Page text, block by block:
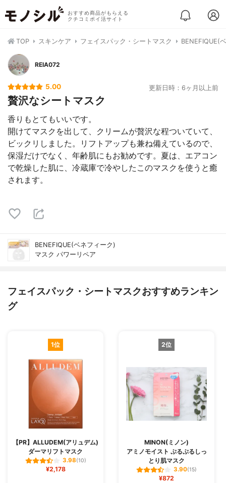
おすすめ商品がもらえる
クチコミポイ活サイト
TOP スキンケア フェイスパック・シートマスク BENEFIQUE(
REIA072
5.00 更新日時：6ヶ月以上前
贅沢なシートマスク
香りもとてもいいです。
開けてマスクを出して、クリームが贅沢な程ついていて、
ビックリしました。リフトアップも兼ね備えているので、
保湿だけでなく、年齢肌にもお勧めです。夏は、エアコン
で乾燥した肌に、冷蔵庫で冷やしたこのマスクを使うと癒
されます。
BENEFIQUE(ベネフィーク)
マスク パワーリペア
フェイスパック・シートマスクおすすめランキン
グ
1位
【PR】ALLUDEM(アリュデム)
ダーマリフトマスク
3.98(10)
¥2,178
2位
MINON(ミノン)
アミノモイスト ぷるぷるしっ
とり肌マスク
3.90(15)
¥872